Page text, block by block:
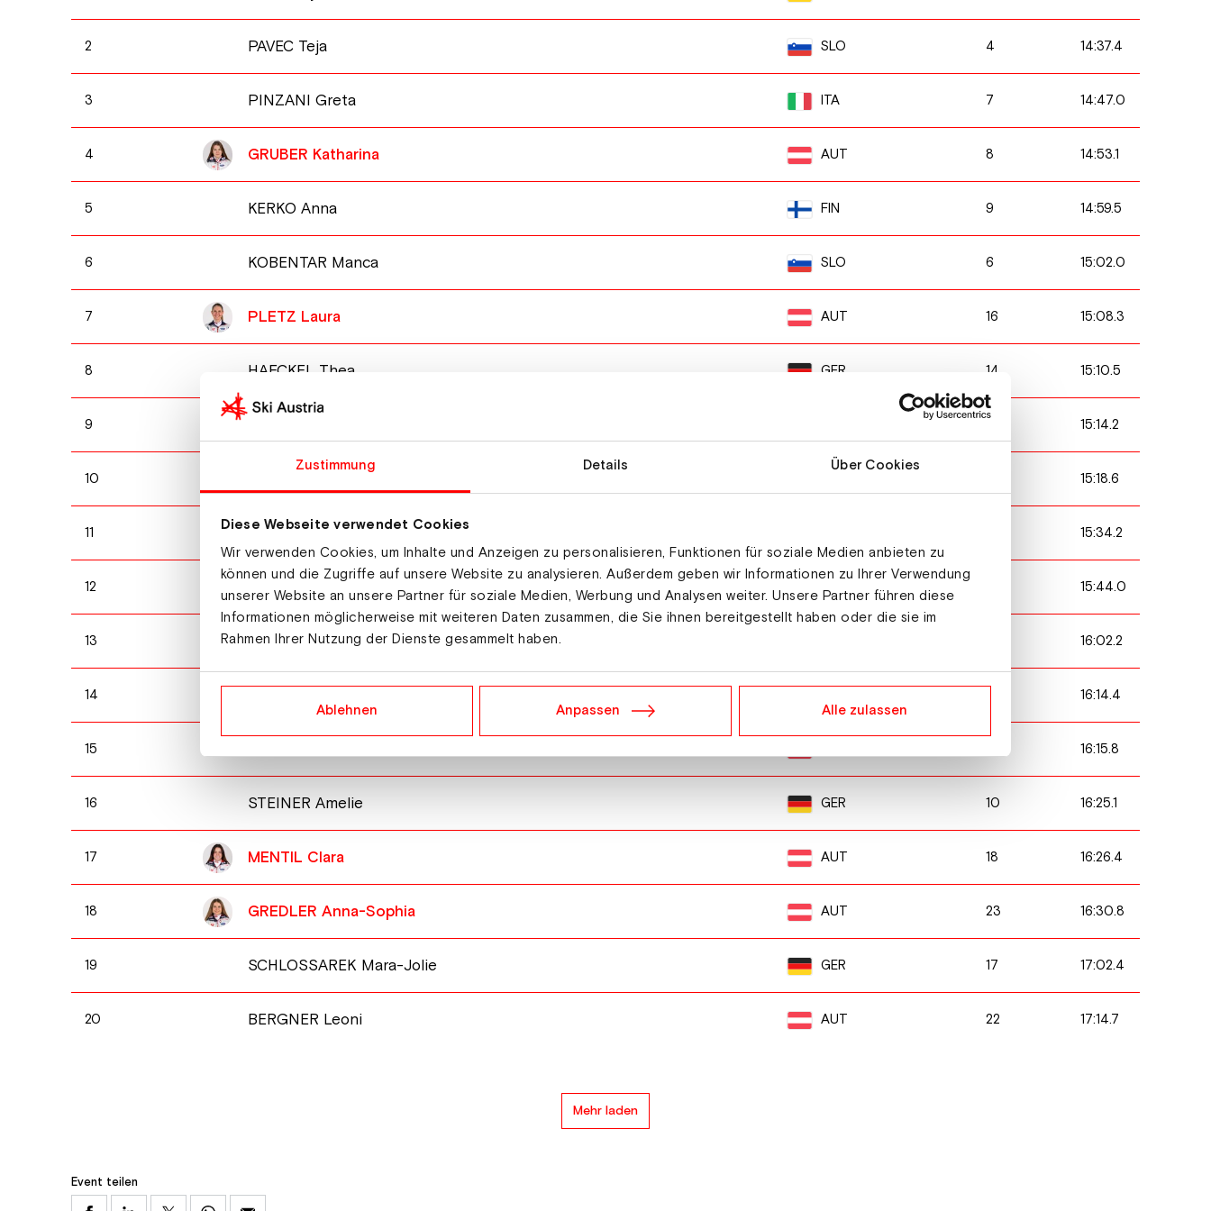
Zustimmung Details Über Cookies
Diese Webseite verwendet Cookies
Wir verwenden Cookies, um Inhalte und Anzeigen zu personalisieren, Funktionen für soziale Medien anbieten zu
können und die Zugriffe auf unsere Website zu analysieren. Außerdem geben wir Informationen zu Ihrer Verwendung
unserer Website an unsere Partner für soziale Medien, Werbung und Analysen weiter. Unsere Partner führen diese
Informationen möglicherweise mit weiteren Daten zusammen, die Sie ihnen bereitgestellt haben oder die sie im
Rahmen Ihrer Nutzung der Dienste gesammelt haben.
Ablehnen Anpassen Alle zulassen
2 PAVEC Teja SLO 4 14:37.4
3 PINZANI Greta ITA 7 14:47.0
4 GRUBER Katharina AUT 8 14:53.1
5 KERKO Anna FIN 9 14:59.5
6 KOBENTAR Manca SLO 6 15:02.0
7 PLETZ Laura AUT 16 15:08.3
8 HAECKEL Thea GER 14 15:10.5
9 15:14.2
10 15:18.6
11 MALOVRH Tia 15:34.2
12 SENONER Anna ITA 15:44.0
13 EGGENSBERGER Sofia 16:02.2
14 16:14.4
15 16:15.8
16 STEINER Amelie GER 10 16:25.1
17 MENTIL Clara AUT 18 16:26.4
18 GREDLER Anna-Sophia AUT 23 16:30.8
19 SCHLOSSAREK Mara-Jolie GER 17 17:02.4
20 BERGNER Leoni AUT 22 17:14.7
Mehr laden
Event teilen